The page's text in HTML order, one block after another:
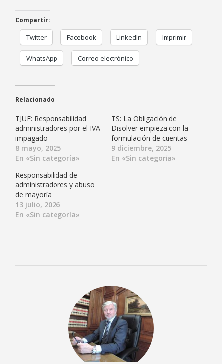
Compartir:
Twitter Facebook LinkedIn Imprimir
WhatsApp Correo electrónico
Relacionado
TJUE: Responsabilidad
administradores por el IVA
impagado
8 mayo, 2025
En «Sin categoría»
TS: La Obligación de
Disolver empieza con la
formulación de cuentas
9 diciembre, 2025
En «Sin categoría»
Responsabilidad de
administradores y abuso
de mayoría
13 julio, 2026
En «Sin categoría»